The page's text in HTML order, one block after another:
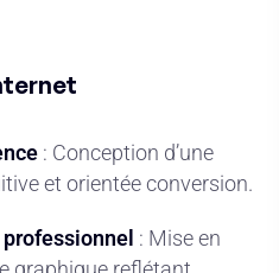
: Conception d’une
et orientée conversion.
: Mise en